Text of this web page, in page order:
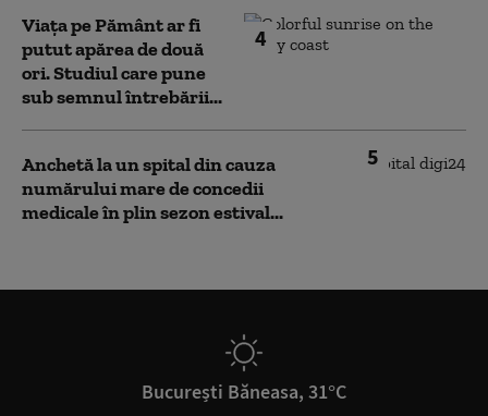
4
Viața pe Pământ ar fi
putut apărea de două
ori. Studiul care pune
sub semnul întrebării...
5
Anchetă la un spital din cauza
numărului mare de concedii
medicale în plin sezon estival...
București Băneasa, 31°C